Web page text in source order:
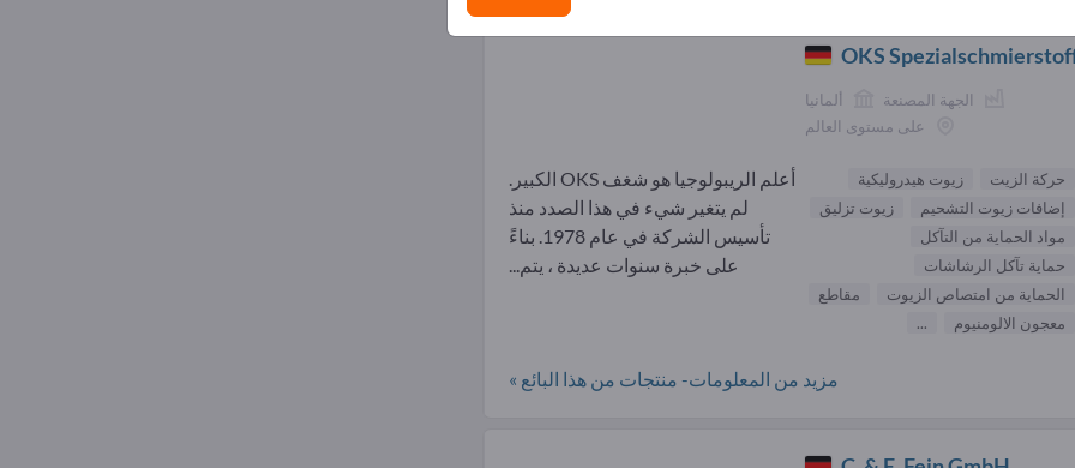
OKS
الجهة المصنعة
ألمانيا
على مستوى العالم
حركة الزيت
زيوت هيدروليكية
إضافات زيوت التشحيم
زيوت تزليق
مواد الحماية من التآكل
حماية تآكل الرشاشات
الحماية من امتصاص الزيوت
مقاطع
معجون الالومنيوم
...
أعلم الريبولوجيا هو شغف OKS الكبير.
لم يتغير شيء في هذا الصدد منذ
تأسيس الشركة في عام 1978. بناءً
على خبرة سنوات عديدة ، يتم...
مزيد من المعلومات- منتجات من هذا البائع »